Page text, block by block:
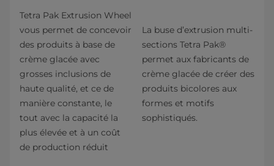
Tetra Pak Extrusion Wheel
vous permet de concevoir
des produits à base de
crème glacée avec
grosses inclusions de
haute qualité, et ce de
manière constante, le
tout avec la capacité la
plus élevée et à un coût
de production réduit
La buse d’extrusion multi-
sections Tetra Pak®
permet aux fabricants de
crème glacée de créer des
produits bicolores aux
formes et motifs
sophistiqués.